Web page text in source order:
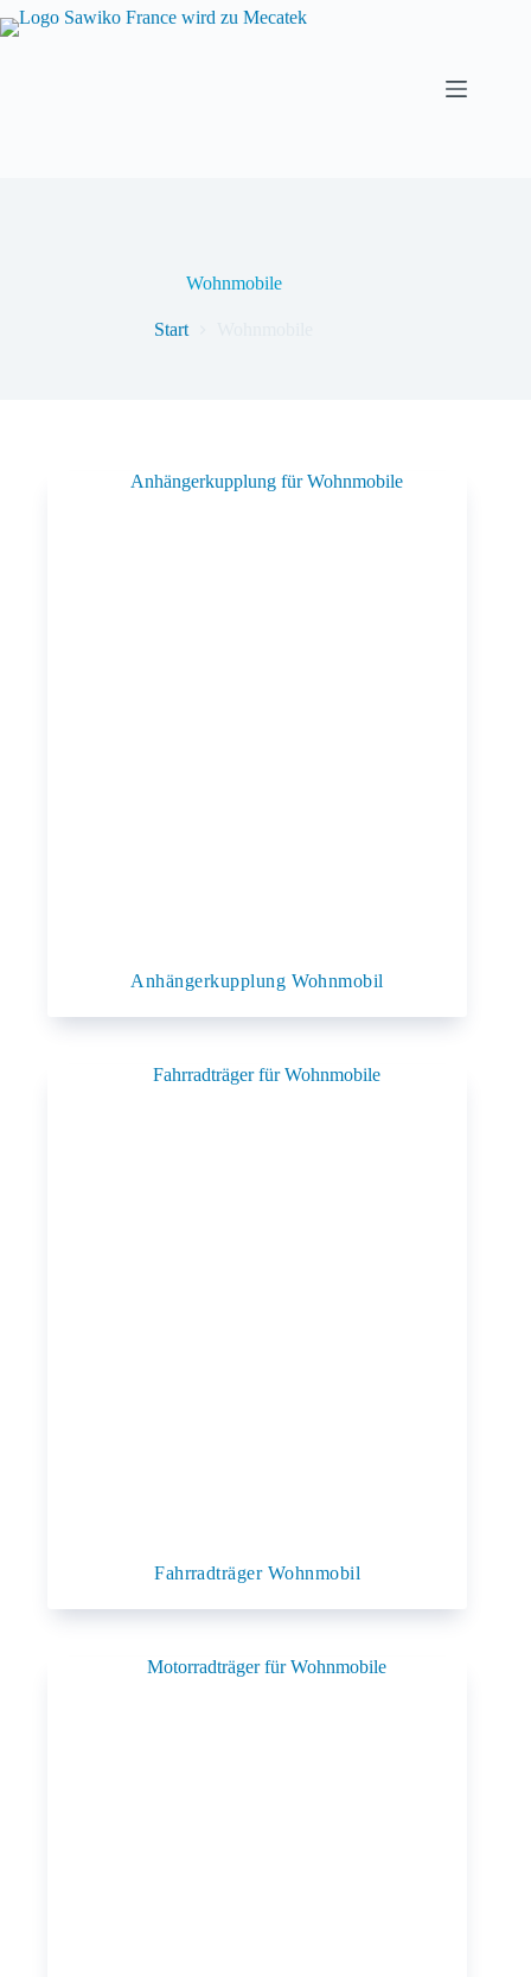
Wohnmobile
Start
Anhängerkupplung Wohnmobil
Fahrradträger Wohnmobil